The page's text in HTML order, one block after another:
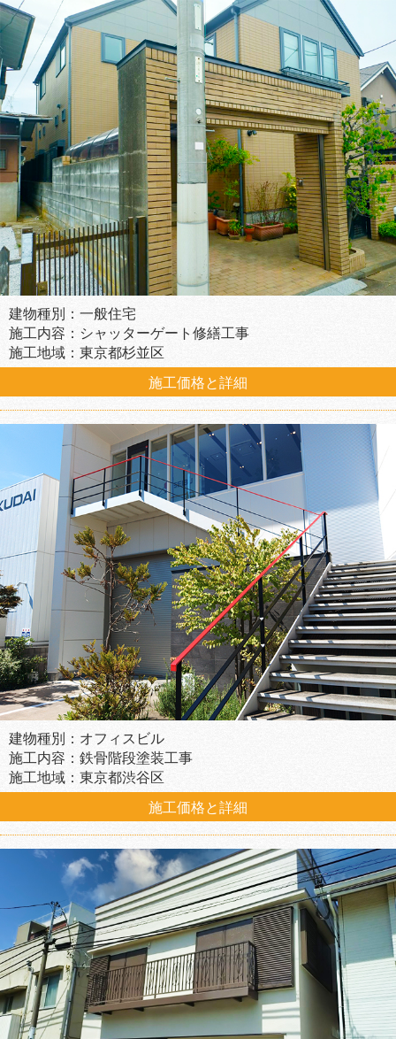
建物種別：一般住宅
施工内容：シャッターゲート修繕工事
施工地域：東京都杉並区
施工価格と詳細
建物種別：オフィスビル
施工内容：鉄骨階段塗装工事
施工地域：東京都渋谷区
施工価格と詳細